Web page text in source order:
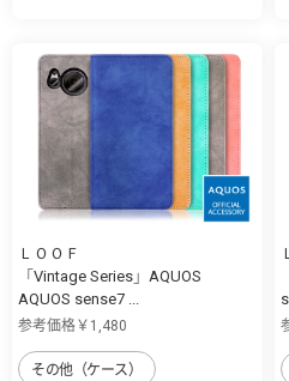
ＬＯＯＦ
「Vintage Series」AQUOS
AQUOS sense7 ...
参考価格￥1,480
その他（ケース）